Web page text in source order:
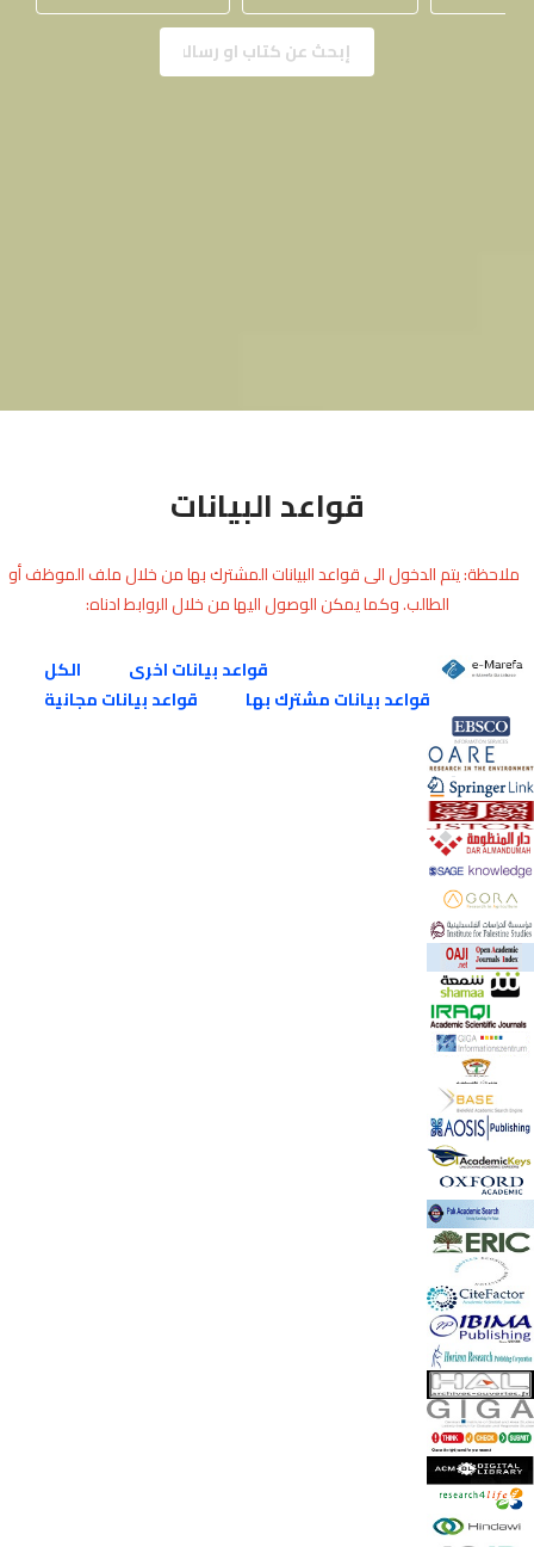
قواعد البيانات
ملاحظة: يتم الدخول الى قواعد البيانات المشترك بها من خلال ملف الموظف أو
الطالب. وكما يمكن الوصول اليها من خلال الروابط ادناه:
الكل
قواعد بيانات اخرى
قواعد بيانات مجانية
قواعد بيانات مشترك بها